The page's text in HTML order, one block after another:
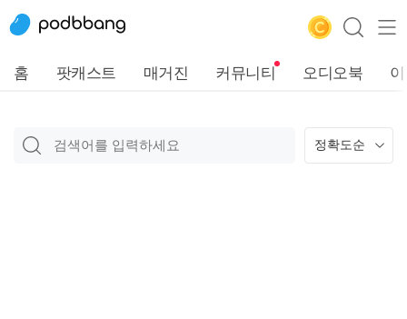
홈 팟캐스트 매거진 커뮤니티 오디오북
정확도순